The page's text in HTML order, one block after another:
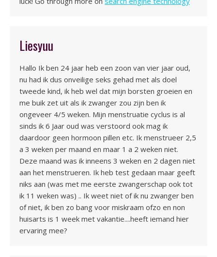
Liesyuu
Hallo Ik ben 24 jaar heb een zoon van vier jaar oud,
nu had ik dus onveilige seks gehad met als doel
tweede kind, ik heb wel dat mijn borsten groeien en
me buik zet uit als ik zwanger zou zijn ben ik
ongeveer 4/5 weken. Mijn menstruatie cyclus is al
sinds ik 6 Jaar oud was verstoord ook mag ik
daardoor geen hormoon pillen etc. Ik menstrueer 2,5
a 3 weken per maand en maar 1 a 2 weken niet.
Deze maand was ik inneens 3 weken en 2 dagen niet
aan het menstrueren. Ik heb test gedaan maar geeft
niks aan (was met me eerste zwangerschap ook tot
ik 11 weken was) .. Ik weet niet of ik nu zwanger ben
of niet, ik ben zo bang voor miskraam ofzo en non
huisarts is 1 week met vakantie....heeft iemand hier
ervaring mee?